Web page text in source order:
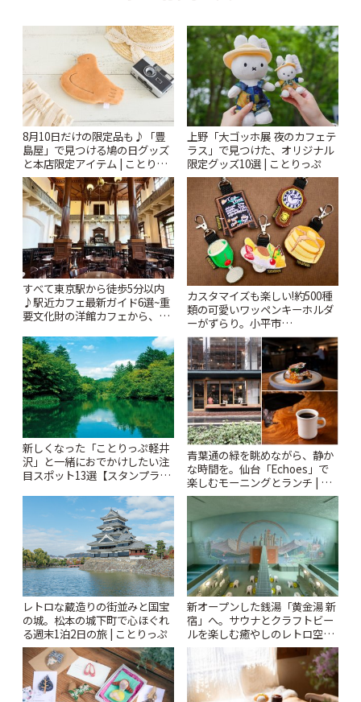
8月10日だけの限定品も♪「豊
島屋」で見つける鳩の日グッズ
と本店限定アイテム | ことりっ
ぷ
上野「大ゴッホ展 夜のカフェテ
ラス」で見つけた、オリジナル
限定グッズ10選 | ことりっぷ
すべて東京駅から徒歩5分以内
♪駅近カフェ最新ガイド6選~重
要文化財の洋館カフェから、改
りっぷ
カスタマイズも楽しい!約500種
類の可愛いワッペンキーホルダ
ーがずらり。小平市
「Kimamaya T&K」 | ことりっ
ぷ
新しくなった「ことりっぷ軽井
沢」と一緒におでかけしたい注
目スポット13選【スタンプラリ
青葉通の緑を眺めながら、静か
な時間を。仙台「Echoes」で
楽しむモーニングとランチ | こ
とりっぷ
レトロな蔵造りの街並みと国宝
の城。松本の城下町で心ほぐれ
る週末1泊2日の旅 | ことりっぷ
新オープンした銭湯「黄金湯 新
宿」へ。サウナとクラフトビー
ルを楽しむ癒やしのレトロ空間
| ことりっぷ